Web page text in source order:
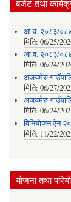
बजेट तथा
आ.व. २०८३/०८४
मिति: 06/25/
आ.व. २०८३/
मिति: 06/24/
अजयमेरु
मिति: 06/27/
अजयमेरु
मिति: 06/24/
विनियोजन ऐन
मिति: 11/22/
योजना तथा